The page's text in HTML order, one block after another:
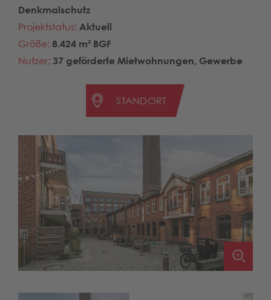
Denkmalschutz
Projektstatus: Aktuell
Größe: 8.424 m² BGF
Nutzer: 37 geförderte Mietwohnungen, Gewerbe
STANDORT